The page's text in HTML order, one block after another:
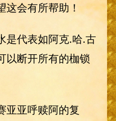
会有所帮助！
是代表如阿克.哈.古
以断开所有的枷锁
亚亚呼赎阿的复